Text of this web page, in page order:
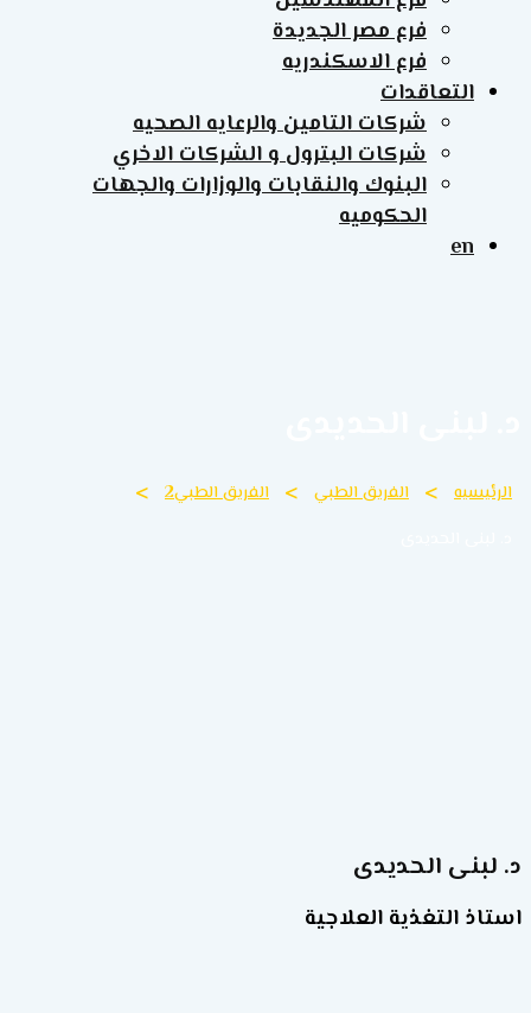
فرع مصر الجديدة
فرع الاسكندريه
التعاقدات
شركات التامين والرعايه الصحيه
شركات البترول و الشركات الاخري
البنوك والنقابات والوزارات والجهات
الحكوميه
en
الرئيسيه > الفريق الطبي > الفريق الطبي2 >
د. لبنى الحديدى
استاذ التغذية العلاجية